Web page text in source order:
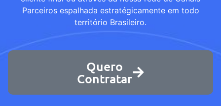
Parceiros espalhada estratégicamente em todo
território Brasileiro.
Quero
Contratar